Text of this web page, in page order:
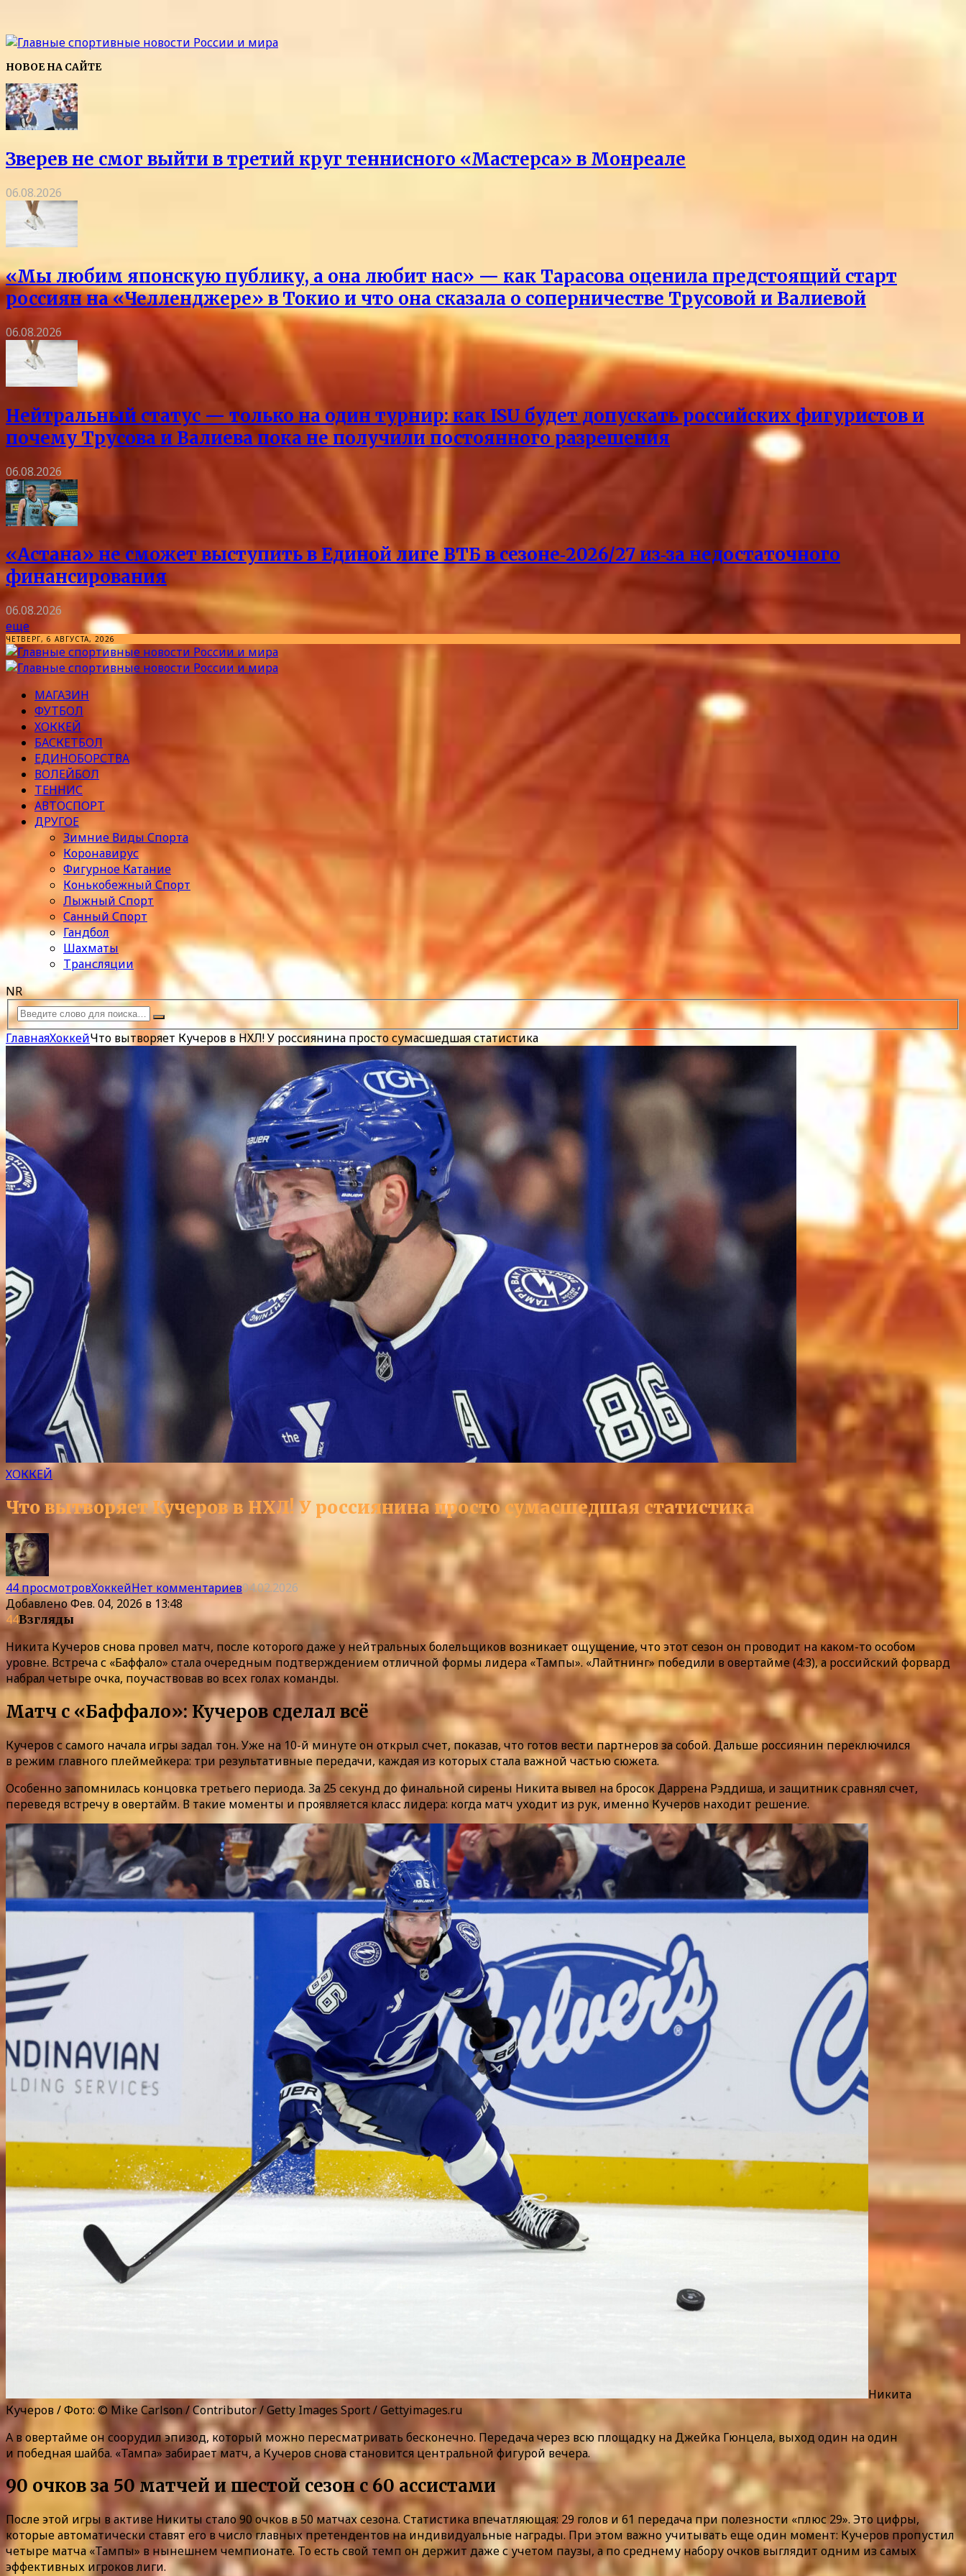
НОВОЕ НА САЙТЕ
Зверев не смог выйти в третий круг теннисного «Мастерса» в Монреале
06.08.2026
«Мы любим японскую публику, а она любит нас» — как Тарасова оценила предстоящий старт
россиян на «Челленджере» в Токио и что она сказала о соперничестве Трусовой и Валиевой
06.08.2026
Нейтральный статус — только на один турнир: как ISU будет допускать российских фигуристов и
почему Трусова и Валиева пока не получили постоянного разрешения
06.08.2026
«Астана» не сможет выступить в Единой лиге ВТБ в сезоне‑2026/27 из‑за недостаточного
финансирования
06.08.2026
еще
ЧЕТВЕРГ, 6 АВГУСТА, 2026
МАГАЗИН
ФУТБОЛ
ХОККЕЙ
БАСКЕТБОЛ
ЕДИНОБОРСТВА
ВОЛЕЙБОЛ
ТЕННИС
АВТОСПОРТ
ДРУГОЕ
Зимние Виды Спорта
Коронавирус
Фигурное Катание
Конькобежный Спорт
Лыжный Спорт
Санный Спорт
Гандбол
Шахматы
Трансляции
NR
ГлавнаяХоккейЧто вытворяет Кучеров в НХЛ! У россиянина просто сумасшедшая статистика
ХОККЕЙ
Что вытворяет Кучеров в НХЛ! У россиянина просто сумасшедшая статистика
44 просмотровХоккейНет комментариев04.02.2026
ДобавленоФев. 04, 2026 в 13:48
44Взгляды
Никита Кучеров снова провел матч, после которого даже у нейтральных болельщиков возникает ощущение, что этот сезон он проводит на каком-то особом
уровне. Встреча с «Баффало» стала очередным подтверждением отличной формы лидера «Тампы». «Лайтнинг» победили в овертайме (4:3), а российский форвард
набрал четыре очка, поучаствовав во всех голах команды.
Матч с «Баффало»: Кучеров сделал всё
Кучеров с самого начала игры задал тон. Уже на 10-й минуте он открыл счет, показав, что готов вести партнеров за собой. Дальше россиянин переключился
в режим главного плеймейкера: три результативные передачи, каждая из которых стала важной частью сюжета.
Особенно запомнилась концовка третьего периода. За 25 секунд до финальной сирены Никита вывел на бросок Даррена Рэддиша, и защитник сравнял счет,
переведя встречу в овертайм. В такие моменты и проявляется класс лидера: когда матч уходит из рук, именно Кучеров находит решение.
Никита
Кучеров / Фото: © Mike Carlson / Contributor / Getty Images Sport / Gettyimages.ru
А в овертайме он соорудил эпизод, который можно пересматривать бесконечно. Передача через всю площадку на Джейка Гюнцела, выход один на один
и победная шайба. «Тампа» забирает матч, а Кучеров снова становится центральной фигурой вечера.
90 очков за 50 матчей и шестой сезон с 60 ассистами
После этой игры в активе Никиты стало 90 очков в 50 матчах сезона. Статистика впечатляющая: 29 голов и 61 передача при полезности «плюс 29». Это цифры,
которые автоматически ставят его в число главных претендентов на индивидуальные награды. При этом важно учитывать еще один момент: Кучеров пропустил
четыре матча «Тампы» в нынешнем чемпионате. То есть свой темп он держит даже с учетом паузы, а по среднему набору очков выглядит одним из самых
эффективных игроков лиги.